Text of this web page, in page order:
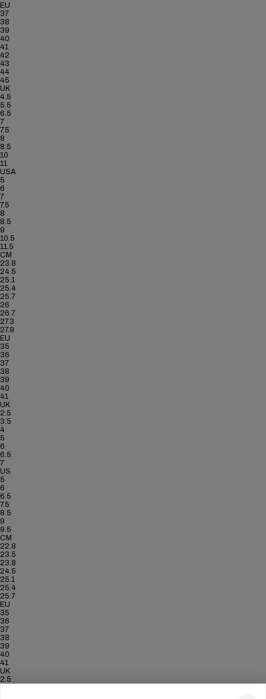
EU
37
38
39
40
41
42
43
44
45
UK
4.5
5.5
6.5
7
7.5
8
8.5
10
11
USA
5
6
7
7.5
8
8.5
9
10.5
11.5
CM
23.8
24.5
25.1
25.4
25.7
26
26.7
27.3
27.9
EU
35
36
37
38
39
40
41
UK
2.5
3.5
4
5
6
6.5
7
US
5
6
6.5
7.5
8.5
9
9.5
CM
22.8
23.5
23.8
24.5
25.1
25.4
25.7
EU
35
36
37
38
39
40
41
UK
2.5